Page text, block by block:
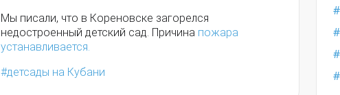
Мы писали, что в Кореновске загорелся
недостроенный детский сад. Причина пожара
устанавливается.
детсады на Кубани